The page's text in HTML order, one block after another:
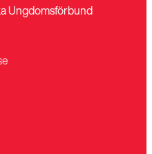
Ungdomsförbund